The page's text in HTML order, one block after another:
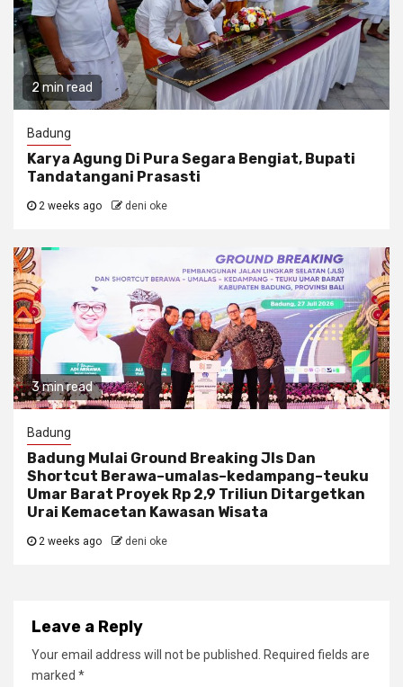
2 min read
Badung
Karya Agung Di Pura Segara Bengiat, Bupati
Tandatangani Prasasti
2 weeks ago deni oke
3 min read
Badung
Badung Mulai Ground Breaking Jls Dan
Shortcut Berawa–umalas–kedampang–teuku
Umar Barat Proyek Rp 2,9 Triliun Ditargetkan
Urai Kemacetan Kawasan Wisata
2 weeks ago deni oke
Leave a Reply
Your email address will not be published.
Required fields are
marked *